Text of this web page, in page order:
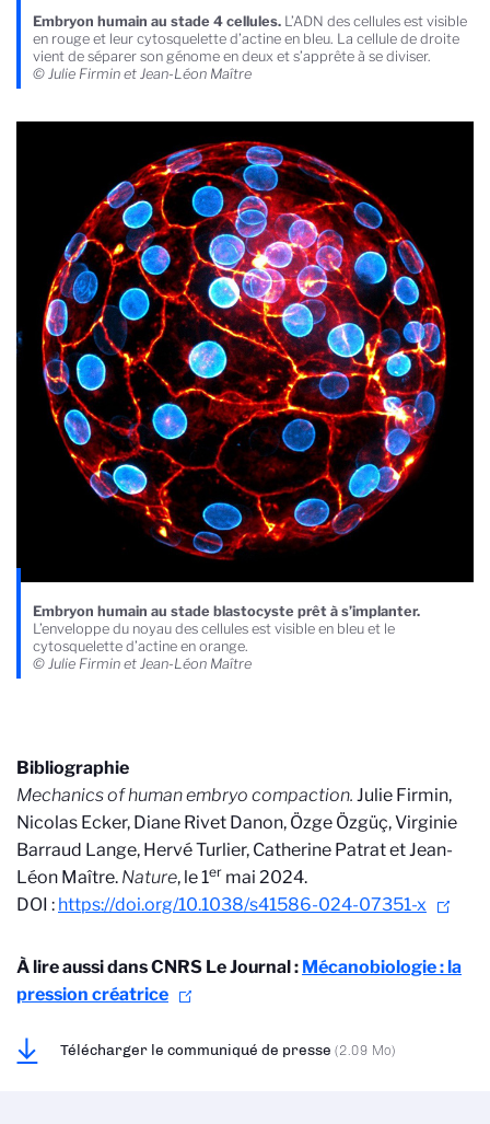
Embryon humain au stade 4 cellules. L’ADN des cellules est visible
en rouge et leur cytosquelette d’actine en bleu. La cellule de droite
vient de séparer son génome en deux et s’apprête à se diviser.
© Julie Firmin et Jean-Léon Maître
Embryon humain au stade blastocyste prêt à s’implanter.
L’enveloppe du noyau des cellules est visible en bleu et le
cytosquelette d’actine en orange.
© Julie Firmin et Jean-Léon Maître
Bibliographie
Mechanics of human embryo compaction. Julie Firmin,
Nicolas Ecker, Diane Rivet Danon, Özge Özgüç, Virginie
Barraud Lange, Hervé Turlier, Catherine Patrat et Jean-
Léon Maître. Nature, le 1er mai 2024.
DOI : https://doi.org/10.1038/s41586-024-07351-x
À lire aussi dans CNRS Le Journal : Mécanobiologie : la
pression créatrice
Télécharger le communiqué de presse (2.09 Mo)